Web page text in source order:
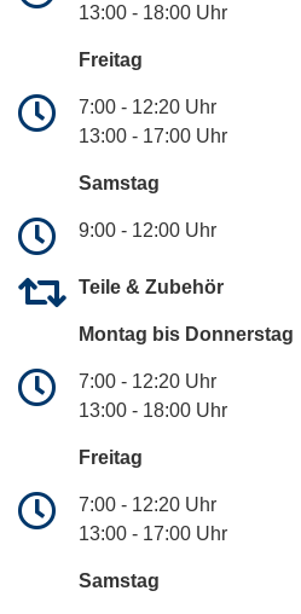
13:00 - 18:00 Uhr
Freitag
7:00 - 12:20 Uhr
13:00 - 17:00 Uhr
Samstag
9:00 - 12:00 Uhr
Teile & Zubehör
Montag bis Donnerstag
7:00 - 12:20 Uhr
13:00 - 18:00 Uhr
Freitag
7:00 - 12:20 Uhr
13:00 - 17:00 Uhr
Samstag